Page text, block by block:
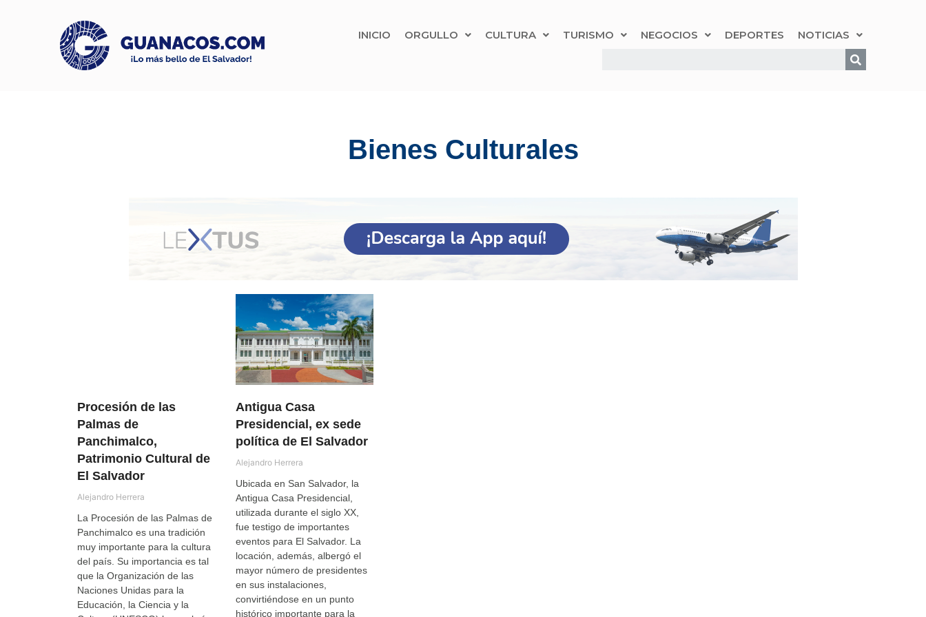
INICIO ORGULLO CULTURA TURISMO NEGOCIOS DEPORTES NOTICIAS
Bienes Culturales
Procesión de las
Palmas de
Panchimalco,
Patrimonio Cultural de
El Salvador
Alejandro Herrera
La Procesión de las Palmas de
Panchimalco es una tradición
muy importante para la cultura
del país. Su importancia es tal
que la Organización de las
Naciones Unidas para la
Educación, la Ciencia y la
Antigua Casa
Presidencial, ex sede
política de El Salvador
Alejandro Herrera
Ubicada en San Salvador, la
Antigua Casa Presidencial,
utilizada durante el siglo XX,
fue testigo de importantes
eventos para El Salvador. La
locación, además, albergó el
mayor número de presidentes
en sus instalaciones,
convirtiéndose en un punto
histórico importante para la